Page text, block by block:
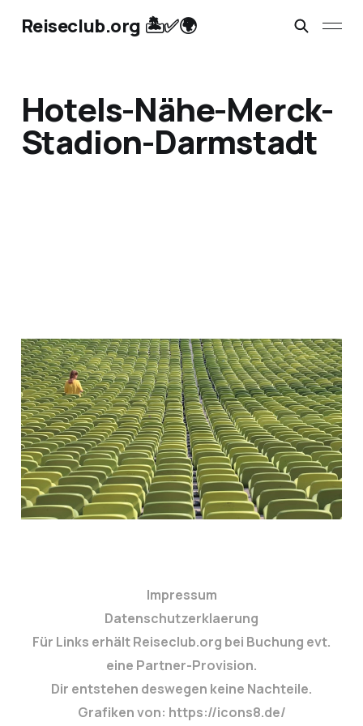
Reiseclub.org 🏝️✅🌍
Hotels-Nähe-Merck-
Stadion-Darmstadt
Hotels Nähe Arena oder
Stadion
26. Nov. 20253 min read
Impressum
Datenschutzerklaerung
Für Links erhält Reiseclub.org bei Buchung evt.
eine Partner-Provision.
Dir entstehen deswegen keine Nachteile.
Grafiken von: https://icons8.de/